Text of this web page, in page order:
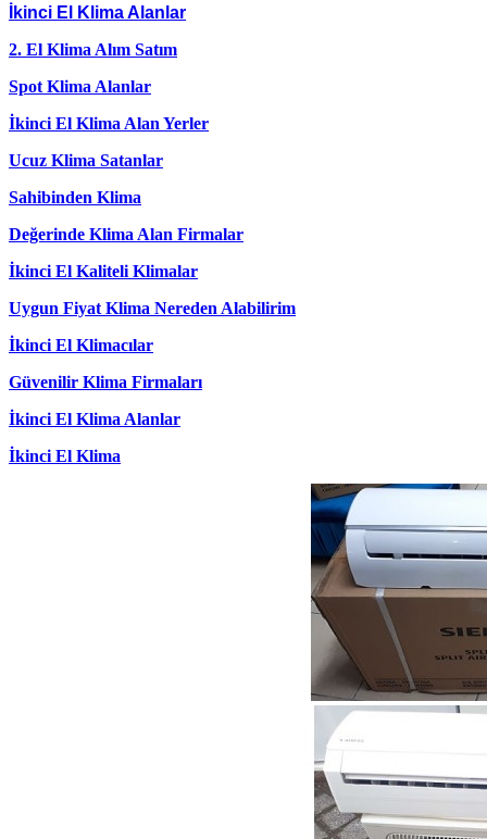
İkinci El Klima Alanlar
2. El Klima Alım Satım
Spot Klima Alanlar
İkinci El Klima Alan Yerler
Ucuz Klima Satanlar
Sahibinden Klima
Değerinde Klima Alan Firmalar
İkinci El Kaliteli Klimalar
Uygun Fiyat Klima Nereden Alabilirim
İkinci El Klimacılar
Güvenilir Klima Firmaları
İkinci El Klima Alanlar
İkinci El Klima